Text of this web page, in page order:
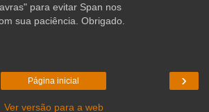
para evitar Span nos
sua paciência. Obrigado.
›
Página inicial
Ver versão para a web